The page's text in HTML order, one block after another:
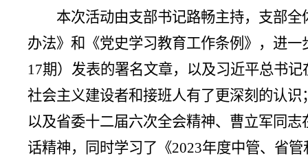
本次活动由支部书记路畅主持，支部
办法》和《党史学习教育工作条例》，进
17期）发表的署名文章，以及习近平总书
社会主义建设者和接班人有了更深刻的认
以及省委十二届六次全会精神、曹立军同
话精神，同时学习了《2023年度中管、省